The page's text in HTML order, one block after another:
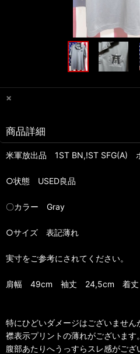
×
商品詳細
米軍放出品 1ST BN,!ST SFG(A)
○状態 USED良品
〇カラー Gray
○サイズ 表記薄れ
実寸をご参考にされてください。
肩幅 49cm 袖丈 24,5cm 着
特にひどいダメージはございません
襟表示プリントの薄れがございます。
腹部あたりへうっすらスレ感がござ